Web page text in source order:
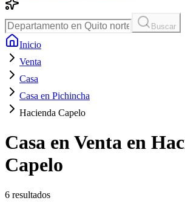
Buscar
Inicio
Venta
Casa
Casa en Pichincha
Hacienda Capelo
Casa en Venta en
Capelo
6 resultados